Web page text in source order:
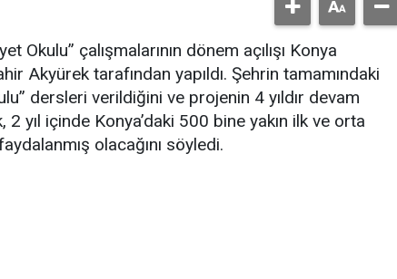
Okulu” çalışmalarının dönem açılışı Konya
Akyürek tarafından yapıldı. Şehrin tamamındaki
dersleri verildiğini ve projenin 4 yıldır devam
yıl içinde Konya’daki 500 bine yakın ilk ve orta
olacağını söyledi.